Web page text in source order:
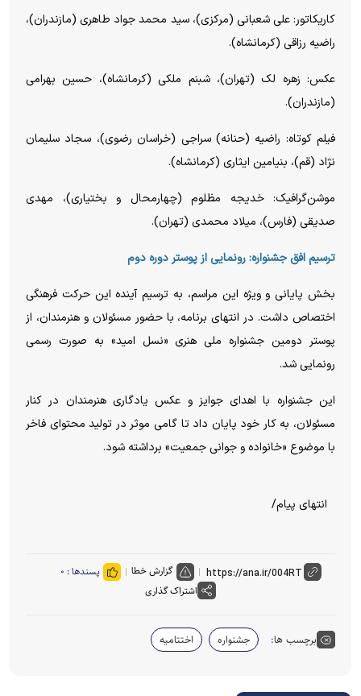
کاریکاتور: علی شعبانی (مرکزی)، سید محمد جواد طاهری (مازندران)،
راضیه رزاقی (کرمانشاه).
عکس: زهره لک (تهران)، شبنم ملکی (کرمانشاه)، حسین بهرامی
(مازندران).
فیلم کوتاه: راضیه (حنانه) سراجی (خراسان رضوی)، سجاد سلیمان
نژاد (قم)، بنیامین ایثاری (کرمانشاه).
موشن‌گرافیک: خدیجه مظلوم (چهارمحال و بختیاری)، مهدی
صدیقی (فارس)، میلاد محمدی (تهران).
ترسیم افق جشنواره: رونمایی از پوستر دوره دوم
بخش پایانی و ویژه این مراسم، به ترسیم آینده این حرکت فرهنگی
اختصاص داشت. در انتهای برنامه، با حضور مسئولان و هنرمندان، از
پوستر دومین جشنواره ملی هنری «نسل امید» به صورت رسمی
رونمایی شد.
این جشنواره با اهدای جوایز و عکس یادگاری هنرمندان در کنار
مسئولان، به کار خود پایان داد تا گامی موثر در تولید محتوای فاخر
با موضوع «خانواده و جوانی جمعیت» برداشته شود.
انتهای پیام/
گزارش خطا پسندها : ۰
اشتراک گذاری
برچسب ها: جشنواره اختتامیه